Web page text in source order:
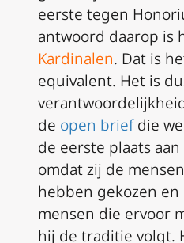
eerste tegen
antwoord daarop is
Kardinalen. Dat is
equivalent. Het is
de open briefdie
de eerste plaats
omdat zij de
hebben gekozen
mensen die ervoor
hij de traditie volgt.